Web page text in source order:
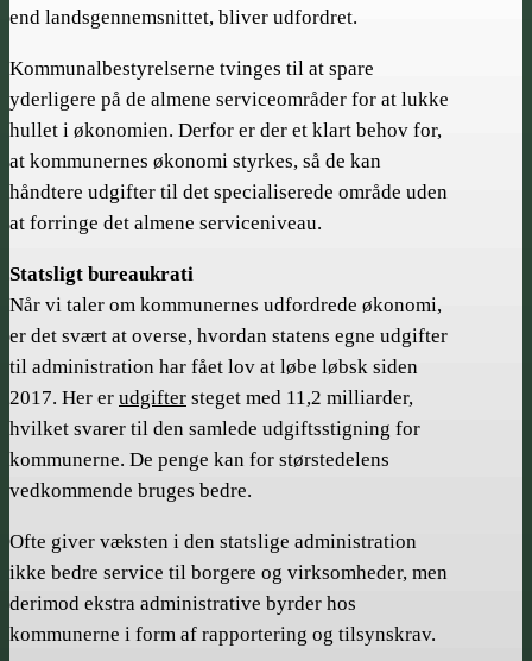
end landsgennemsnittet, bliver udfordret.
Kommunalbestyrelserne tvinges til at spare
yderligere på de almene serviceområder for at lukke
hullet i økonomien. Derfor er der et klart behov for,
at kommunernes økonomi styrkes, så de kan
håndtere udgifter til det specialiserede område uden
at forringe det almene serviceniveau.
Statsligt bureaukrati
Når vi taler om kommunernes udfordrede økonomi,
er det svært at overse, hvordan statens egne udgifter
til administration har fået lov at løbe løbsk siden
2017. Her er udgifter steget med 11,2 milliarder,
hvilket svarer til den samlede udgiftsstigning for
kommunerne. De penge kan for størstedelens
vedkommende bruges bedre.
Ofte giver væksten i den statslige administration
ikke bedre service til borgere og virksomheder, men
derimod ekstra administrative byrder hos
kommunerne i form af rapportering og tilsynskrav.